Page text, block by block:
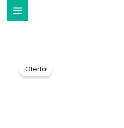
¡Oferta!